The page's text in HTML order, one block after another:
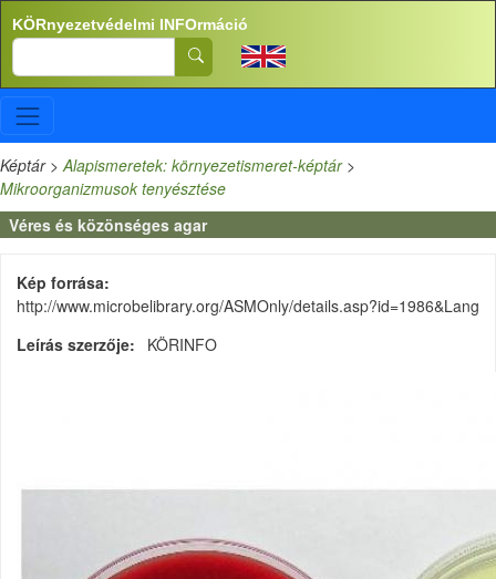
Ugrás a tartalomra
KÖRnyezetvédelmi INFOrmáció
Search
Képtár>Alapismeretek: környezetismeret-képtár>
Mikroorganizmusok tenyésztése
Véres és közönséges agar
Kép forrása
http://www.microbelibrary.org/ASMOnly/details.asp?id=1986&Lang
Leírás szerzője
KÖRINFO